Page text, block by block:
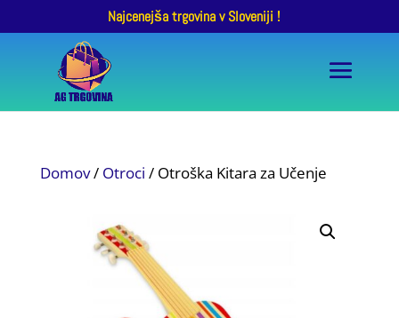
Najcenejša trgovina v Sloveniji !
Domov/ Otroci / Otroška Kitara za Učenje